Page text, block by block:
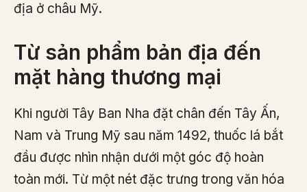
địa ở châu Mỹ.
Từ sản phẩm bản địa đến
mặt hàng thương mại
Khi người Tây Ban Nha đặt chân đến Tây Ấn,
Nam và Trung Mỹ sau năm 1492, thuốc lá bắt
đầu được nhìn nhận dưới một góc độ hoàn
toàn mới. Từ một nét đặc trưng trong văn hóa